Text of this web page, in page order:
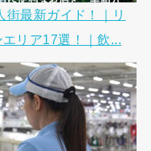
街最新ガイド！｜リ
リア17選！｜飲...